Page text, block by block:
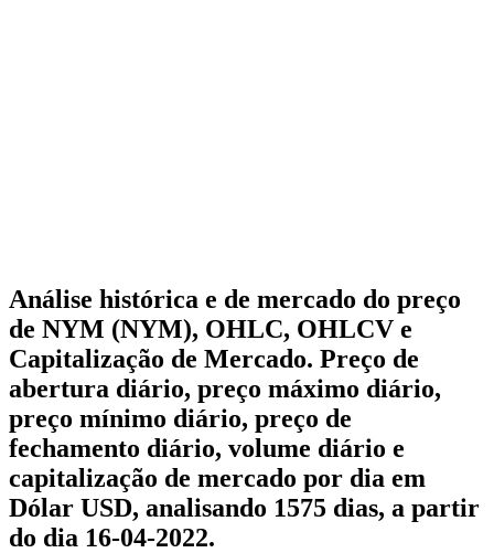
Análise histórica e de mercado do preço
de NYM (NYM), OHLC, OHLCV e
Capitalização de Mercado. Preço de
abertura diário, preço máximo diário,
preço mínimo diário, preço de
fechamento diário, volume diário e
capitalização de mercado por dia em
Dólar USD, analisando 1575 dias, a partir
do dia 16-04-2022.